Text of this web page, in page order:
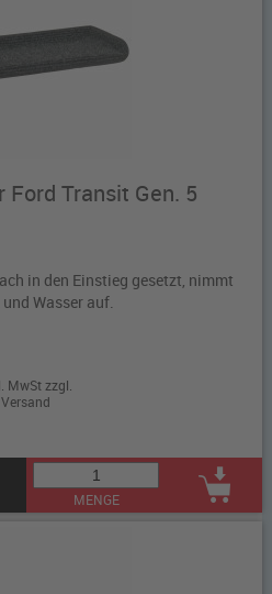
Transit Gen. 5
in den Einstieg gesetzt, nimmt
Wasser auf.
MwSt zzgl.
Versand
MENGE